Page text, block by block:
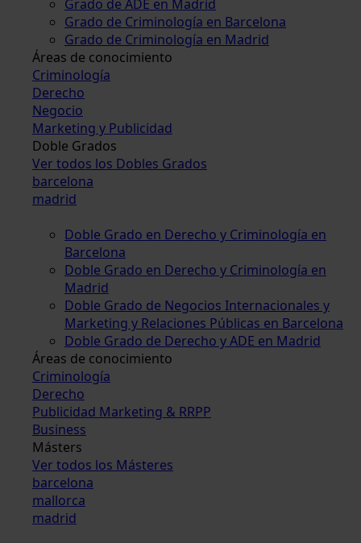
Grado de ADE en Madrid
Grado de Criminología en Barcelona
Grado de Criminología en Madrid
Áreas de conocimiento
Criminología
Derecho
Negocio
Marketing y Publicidad
Doble Grados
Ver todos los Dobles Grados
barcelona
madrid
Doble Grado en Derecho y Criminología en
Barcelona
Doble Grado en Derecho y Criminología en
Madrid
Doble Grado de Negocios Internacionales y
Marketing y Relaciones Públicas en Barcelona
Doble Grado de Derecho y ADE en Madrid
Áreas de conocimiento
Criminología
Derecho
Publicidad Marketing & RRPP
Business
Másters
Ver todos los Másteres
barcelona
mallorca
madrid